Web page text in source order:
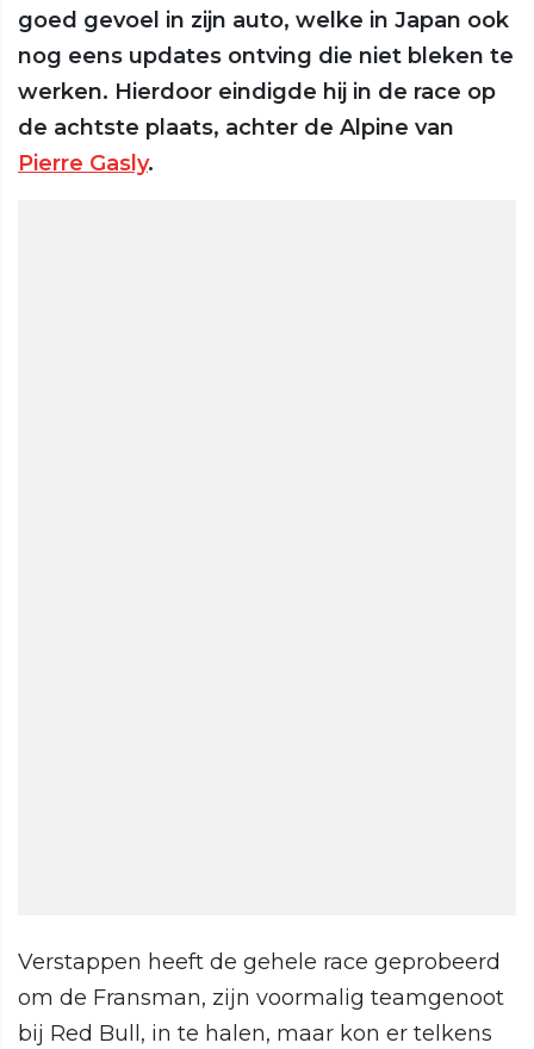
goed gevoel in zijn auto, welke in Japan ook
nog eens updates ontving die niet bleken te
werken. Hierdoor eindigde hij in de race op
de achtste plaats, achter de Alpine van
Pierre Gasly.
Verstappen heeft de gehele race geprobeerd
om de Fransman, zijn voormalig teamgenoot
bij Red Bull, in te halen, maar kon er telkens